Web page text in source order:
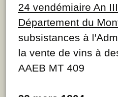
24 vendémiaire An III
Département du
subsistances à
la vente de vins à
AAEB MT 409